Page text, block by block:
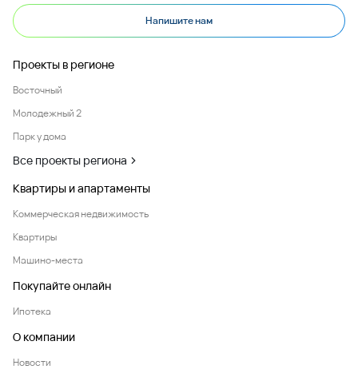
Напишите нам
Проекты в регионе
Восточный
Молодежный 2
Парк у дома
Все проекты региона
Квартиры и апартаменты
Коммерческая недвижимость
Квартиры
Машино-места
Покупайте онлайн
Ипотека
О компании
Новости